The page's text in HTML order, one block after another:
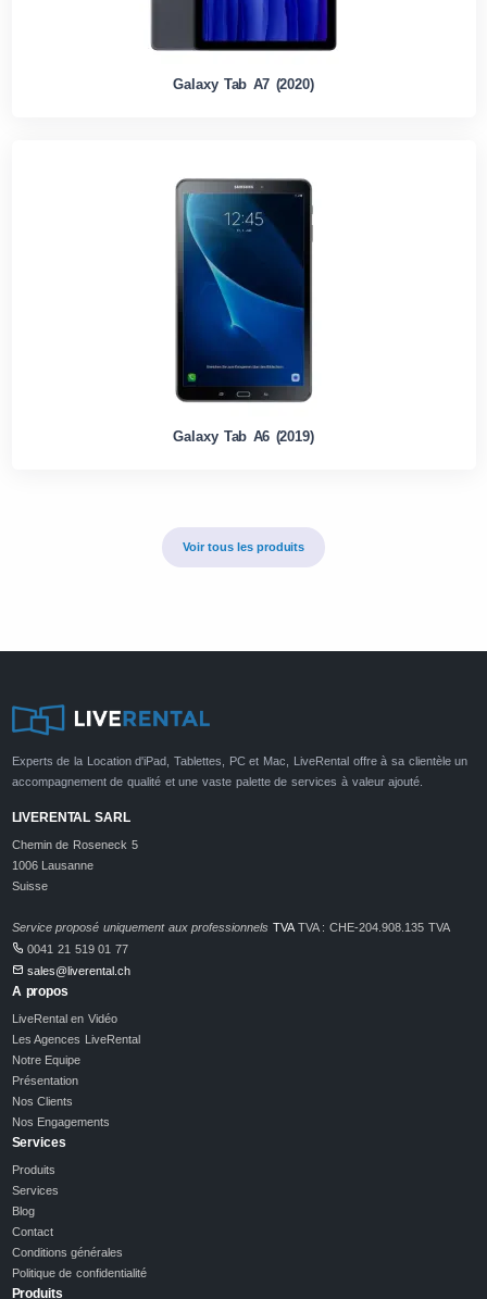
Galaxy Tab A7 (2020)
Galaxy Tab A6 (2019)
Voir tous les produits
Experts de la Location d'iPad, Tablettes, PC et Mac, LiveRental offre à sa clientèle un
accompagnement de qualité et une vaste palette de services à valeur ajouté.
LIVERENTAL SARL
Chemin de Roseneck 5
1006 Lausanne
Suisse
Service proposé uniquement aux professionnels TVATVA : CHE-204.908.135 TVA
0041 21 519 01 77
sales@liverental.ch
A propos
LiveRental en Vidéo
Les Agences LiveRental
Notre Equipe
Présentation
Nos Clients
Nos Engagements
Services
Produits
Services
Blog
Contact
Conditions générales
Politique de confidentialité
Produits